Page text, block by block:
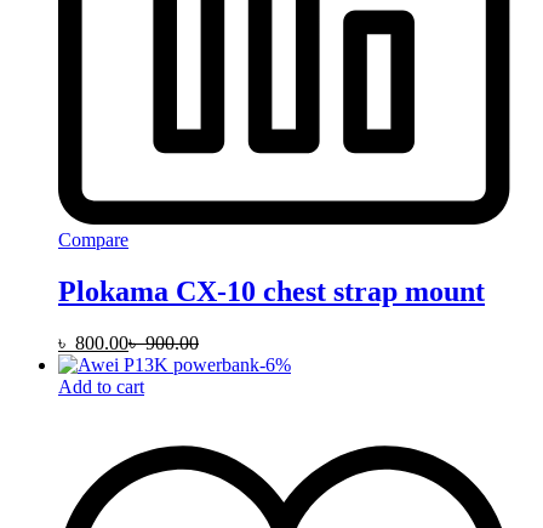
Compare
Plokama CX-10 chest strap mount
৳ 800.00৳900.00
-6%
Add to cart